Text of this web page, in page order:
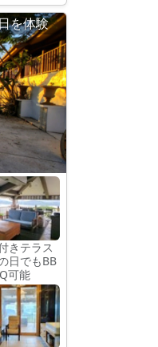
を体験
きテラス
日でもBB
Q可能